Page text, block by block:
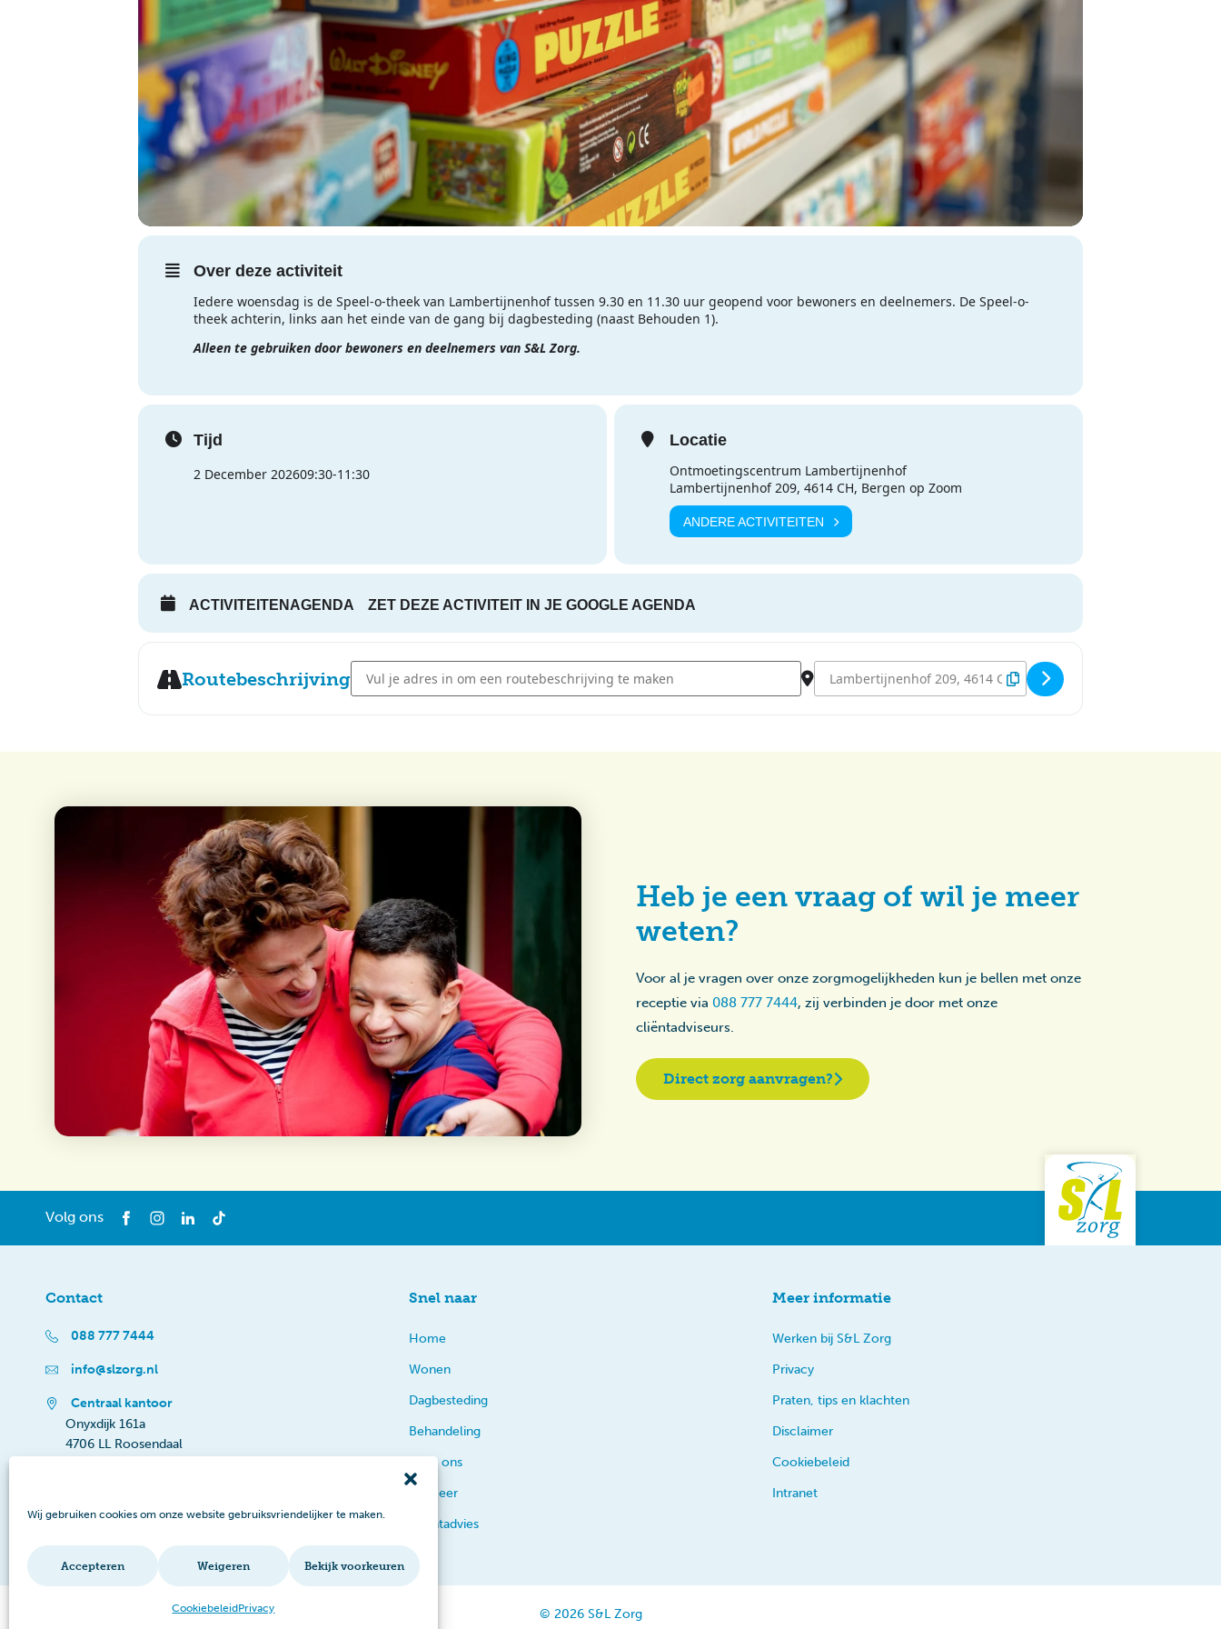
Wij gebruiken cookies om onze website gebruiksvriendelijker te maken.
Accepteren Weigeren Bekijk voorkeuren
CookiebeleidPrivacy
Over deze activiteit
Iedere woensdag is de Speel-o-theek van Lambertijnenhof tussen 9.30 en 11.30 uur geopend voor bewoners en deelnemers. De Speel-o-
theek achterin, links aan het einde van de gang bij dagbesteding (naast Behouden 1).
Alleen te gebruiken door bewoners en deelnemers van S&L Zorg.
Tijd
2 December 202609:30-11:30
Locatie
Ontmoetingscentrum Lambertijnenhof
Lambertijnenhof 209, 4614 CH, Bergen op Zoom
ANDERE ACTIVITEITEN
ACTIVITEITENAGENDA ZET DEZE ACTIVITEIT IN JE GOOGLE AGENDA
Routebeschrijving
Address - Speel-o-theek Lambertijnenhof [6oF0nz5cz] Destination Address - Speel-o-theek Lambertijnenhof
Heb je een vraag of wil je meer
weten?
Voor al je vragen over onze zorgmogelijkheden kun je bellen met onze
receptie via 088 777 7444, zij verbinden je door met onze
cliëntadviseurs.
Direct zorg aanvragen?
Volg ons
Contact
088 777 7444
info@slzorg.nl
Centraal kantoor
Onyxdijk 161a
4706 LL Roosendaal
Snel naar
Home
Wonen
Dagbesteding
Behandeling
Over ons
En meer
Cliëntadvies
Meer informatie
Werken bij S&L Zorg
Privacy
Praten, tips en klachten
Disclaimer
Cookiebeleid
Intranet
© 2026 S&L Zorg